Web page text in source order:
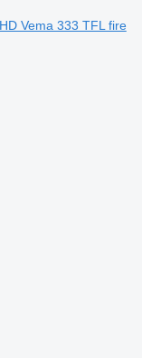
Vema 333 TFL fire